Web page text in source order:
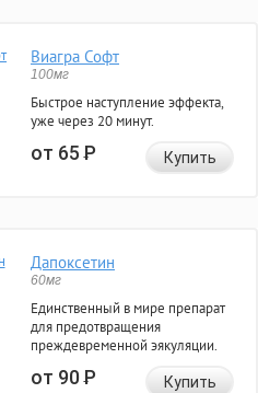
Виагра Софт
100мг
Быстрое наступление эффекта,
уже через 20 минут.
от 65Р Купить
Дапоксетин
60мг
Единственный в мире препарат
для предотвращения
преждевременной эякуляции.
от 90Р Купить